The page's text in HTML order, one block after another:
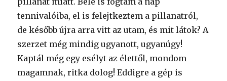
tennivalóiba, el is felejtkeztem a pillanatról,
de később újra arra vitt az utam, és mit látok? A
szerzet még mindig ugyanott, ugyanúgy!
Kaptál még egy esélyt az élettől, mondom
magamnak, ritka dolog! Eddigre a gép is